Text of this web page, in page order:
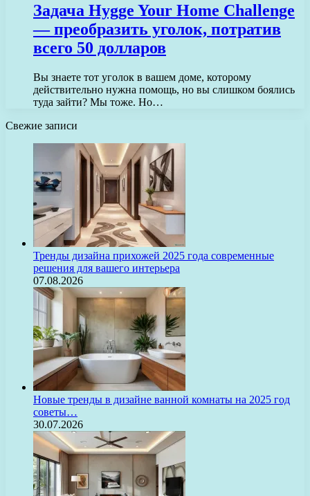
Задача Hygge Your Home Challenge
— преобразить уголок, потратив
всего 50 долларов
Вы знаете тот уголок в вашем доме, которому
действительно нужна помощь, но вы слишком боялись
туда зайти? Мы тоже. Но…
Свежие записи
Тренды дизайна прихожей 2025 года современные
решения для вашего интерьера
07.08.2026
Новые тренды в дизайне ванной комнаты на 2025 год
советы…
30.07.2026